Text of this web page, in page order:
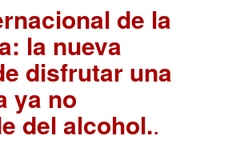
de la
la nueva
disfrutar una
ya no
del alcohol..